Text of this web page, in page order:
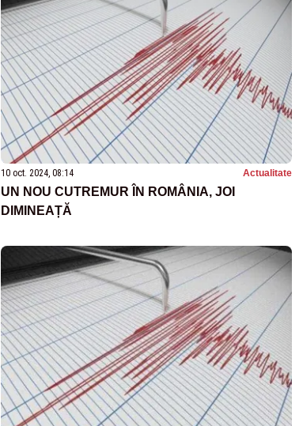
10 oct. 2024, 08:14 Actualitate
UN NOU CUTREMUR ÎN ROMÂNIA, JOI
DIMINEAȚĂ